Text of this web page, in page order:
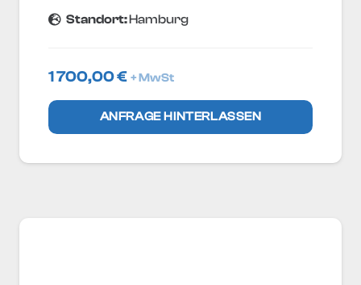
Standort:Hamburg
1 700,00€ + MwSt
ANFRAGE HINTERLASSEN